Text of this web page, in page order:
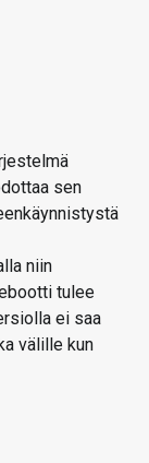
sen
niin
tulee
ei saa
välille kun